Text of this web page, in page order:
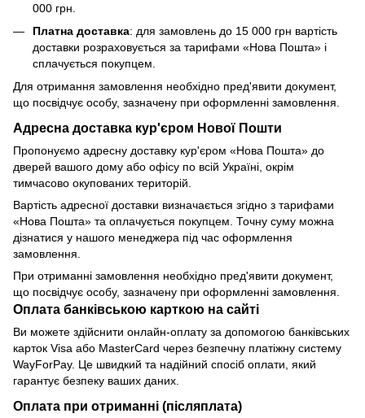
000 грн.
Платна доставка: для замовлень до 15 000 грн вартість
доставки розраховується за тарифами «Нова Пошта» і
сплачується покупцем.
Для отримання замовлення необхідно пред'явити документ,
що посвідчує особу, зазначену при оформленні замовлення.
Адресна доставка кур'єром Нової Пошти
Пропонуємо адресну доставку кур'єром «Нова Пошта» до
дверей вашого дому або офісу по всій Україні, окрім
тимчасово окупованих територій.
Вартість адресної доставки визначається згідно з тарифами
«Нова Пошта» та оплачується покупцем. Точну суму можна
дізнатися у нашого менеджера під час оформлення
замовлення.
При отриманні замовлення необхідно пред'явити документ,
що посвідчує особу, зазначену при оформленні замовлення.
Оплата банківською карткою на сайті
Ви можете здійснити онлайн-оплату за допомогою банківських
карток Visa або MasterCard через безпечну платіжну систему
WayForPay. Це швидкий та надійний спосіб оплати, який
гарантує безпеку ваших даних.
Оплата при отриманні (післяплата)